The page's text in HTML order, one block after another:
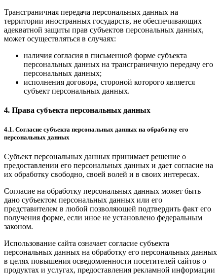
Трансграничная передача персональных данных на
территории иностранных государств, не обеспечивающих
адекватной защиты прав субъектов персональных данных,
может осуществляться в случаях:
наличия согласия в письменной форме субъекта
персональных данных на трансграничную передачу его
персональных данных;
исполнения договора, стороной которого является
субъект персональных данных.
4. Права субъекта персональных данных
4.1. Согласие субъекта персональных данных на обработку его
персональных данных
Субъект персональных данных принимает решение о
предоставлении его персональных данных и дает согласие на
их обработку свободно, своей волей и в своих интересах.
Согласие на обработку персональных данных может быть
дано субъектом персональных данных или его
представителем в любой позволяющей подтвердить факт его
получения форме, если иное не установлено федеральным
законом.
Использование сайта означает согласие субъекта
персональных данных на обработку его персональных данных
в целях повышения осведомленности посетителей сайтов о
продуктах и услугах, предоставления рекламной информации